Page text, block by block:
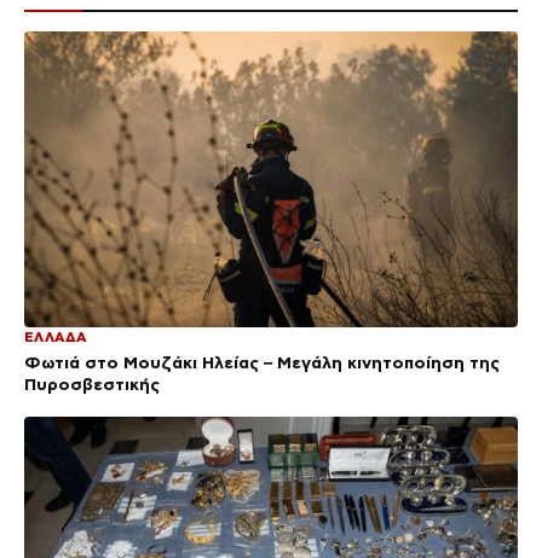
ΕΛΛΑΔΑ
Φωτιά στο Μουζάκι Ηλείας – Μεγάλη κινητοποίηση της
Πυροσβεστικής